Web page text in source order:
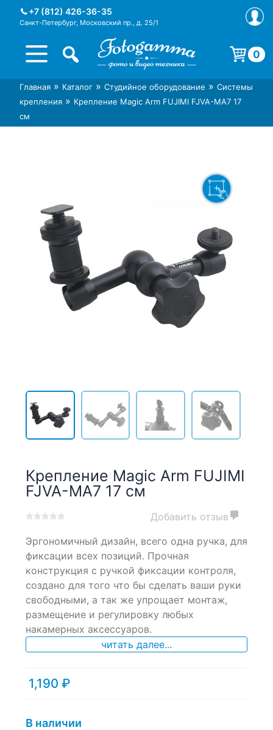
+7 (812) 426-36-35
Санкт-Петербург, Московский пр., д. 25/1
Интернет-магазин фототехники
Foto-Gamma в СПб
Магазин фотоаксессуаров foto-
gamma.ru
0
Корзина пуста.
Главная » Каталог » Студийное оборудование » Системы
крепления » Крепление Magic Arm FUJIMI FJVA-MA7 17
см
Крепление Magic Arm FUJIMI
FJVA-MA7 17 см
out
based
on
customer
ratings
Добавить отзыв
Эргономичный дизайн, всего одна ручка, для
фиксации всех позиций. Прочная
конструкция с ручкой фиксации контроля,
создано для того что бы сделать ваши руки
свободными, а так же упрощает монтаж,
размещение и регулировку любых
накамерных аксессуаров.
читать далее...
1,190 ₽
В наличии